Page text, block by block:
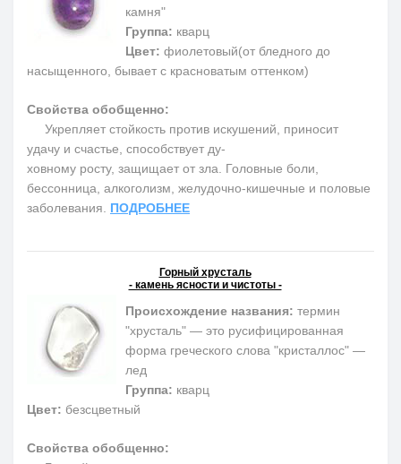
камня"
Группа: кварц
Цвет: фиолетовый(от бледного до
насыщенного, бывает с красноватым оттенком)
Свойства обобщенно:
Укрепляет стойкость против искушений, приносит
удачу и счастье, способствует ду-
ховному росту, защищает от зла. Головные боли,
бессонница, алкоголизм, желудочно-кишечные и половые
заболевания. ПОДРОБНЕЕ
Горный хрусталь
- камень ясности и чистоты -
Происхождение названия: термин
"хрусталь" — это русифицированная
форма греческого слова "кристаллос" —
лед
Группа: кварц
Цвет: безсцветный
Свойства обобщенно: